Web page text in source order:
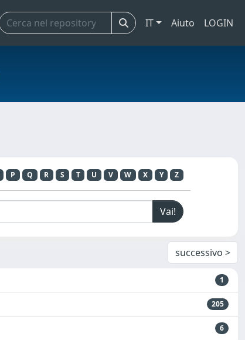
IT Aiuto LOGIN
P Q R S T U V W X Y Z
successivo >
1
205
6